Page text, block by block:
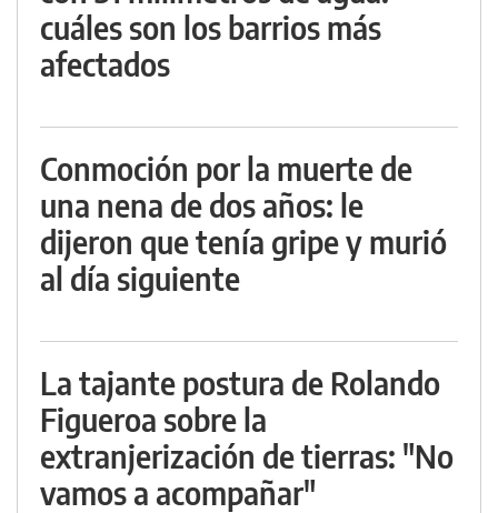
cuáles son los barrios más
afectados
Conmoción por la muerte de
una nena de dos años: le
dijeron que tenía gripe y murió
al día siguiente
La tajante postura de Rolando
Figueroa sobre la
extranjerización de tierras: "No
vamos a acompañar"